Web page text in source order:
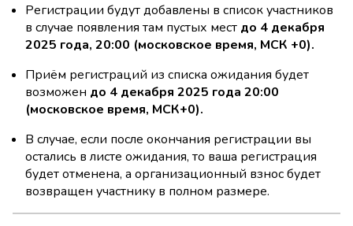
Регистрации будут добавлены в список участников
в случае появления там пустых мест до 4 декабря
2025 года, 20:00 (московское время, МСК +0).
Приём регистраций из списка ожидания будет
возможен до 4 декабря 2025 года 20:00
(московское время, МСК+0).
В случае, если после окончания регистрации вы
остались в листе ожидания, то ваша регистрация
будет отменена, а организационный взнос будет
возвращен участнику в полном размере.